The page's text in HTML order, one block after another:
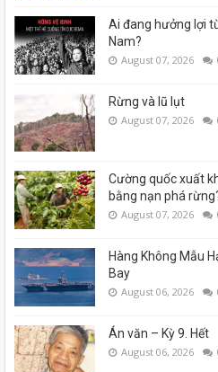
Ai đang hưởng lợi
Nam?
August 07, 2026
Rừng và lũ lụt
August 07, 2026
Cường quốc xuất
bằng nạn phá
August 07, 2026
Hàng Không Mẫu
Bay
August 06, 2026
Án văn – Kỳ 9. Hết
August 06, 2026